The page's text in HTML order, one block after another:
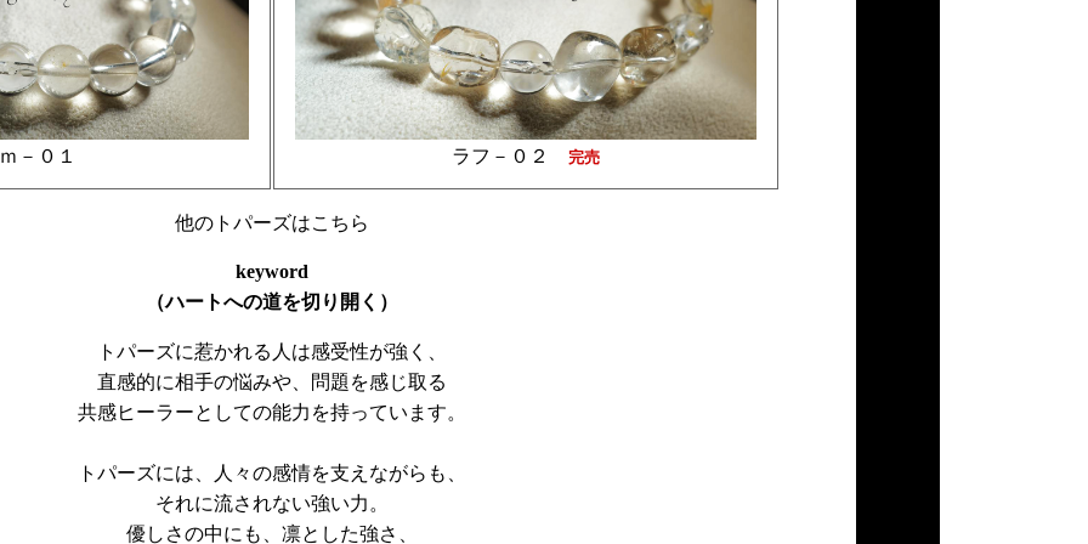
－０１ ラフ－０２ 完売
他のトパーズはこちら
keyword
（ハートへの道を切り開く）
トパーズに惹かれる人は感受性が強く、
直感的に相手の悩みや、問題を感じ取る
共感ヒーラーとしての能力を持っています。
トパーズには、人々の感情を支えながらも、
それに流されない強い力。
優しさの中にも、凛とした強さ、